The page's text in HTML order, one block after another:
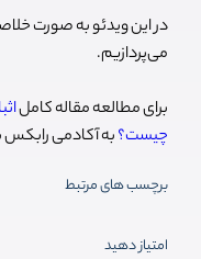
در این ویدئو به صورت
می‌پردازیم.
برای مطالعه مقاله کامل
چیست؟به آکادمی رابکس
برچسب های مرتبط
امتیاز دهید